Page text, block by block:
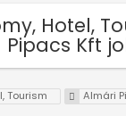
Hotel,
Pipacs Kft
Tourism Almári